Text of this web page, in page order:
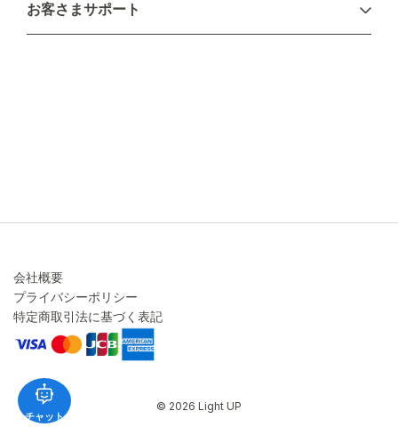
チャット
配送について
不良品・返品について
お客さまサポート
会社概要
プライバシーポリシー
特定商取引法に基づく表記
© 2026 Light UP